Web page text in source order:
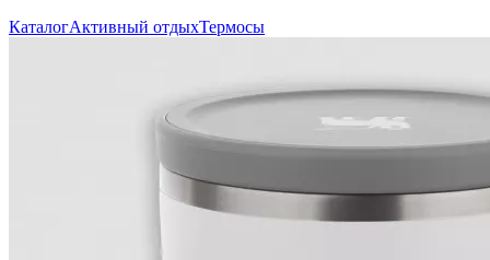
КаталогАктивный отдыхТермосы